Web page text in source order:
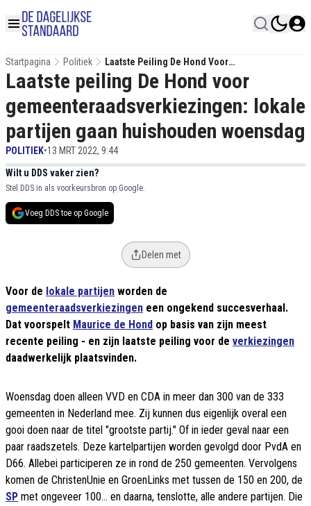
Startpagina Politiek
Laatste Peiling De Hond Voor
Gemeenteraadsverkiezingen: Lokale Partijen
Gaan Huishouden Woensdag
Laatste peiling De Hond voor
gemeenteraadsverkiezingen: lokale
partijen gaan huishouden woensdag
POLITIEK•13 MRT 2022, 9:44
Wilt u DDS vaker zien?
Stel DDS in als voorkeursbron op Google.
Voeg DDS toe op Google
Delen met
Voor de lokale partijen worden de
gemeenteraadsverkiezingen een ongekend succesverhaal.
Dat voorspelt Maurice de Hond op basis van zijn meest
recente peiling - en zijn laatste peiling voor de verkiezingen
daadwerkelijk plaatsvinden.
Woensdag doen alleen VVD en CDA in meer dan 300 van de 333
gemeenten in Nederland mee. Zij kunnen dus eigenlijk overal een
gooi doen naar de titel "grootste partij." Of in ieder geval naar een
paar raadszetels. Deze kartelpartijen worden gevolgd door PvdA en
D66. Allebei participeren ze in rond de 250 gemeenten. Vervolgens
komen de ChristenUnie en GroenLinks met tussen de 150 en 200, de
SP met ongeveer 100... en daarna, tenslotte, alle andere partijen. Die